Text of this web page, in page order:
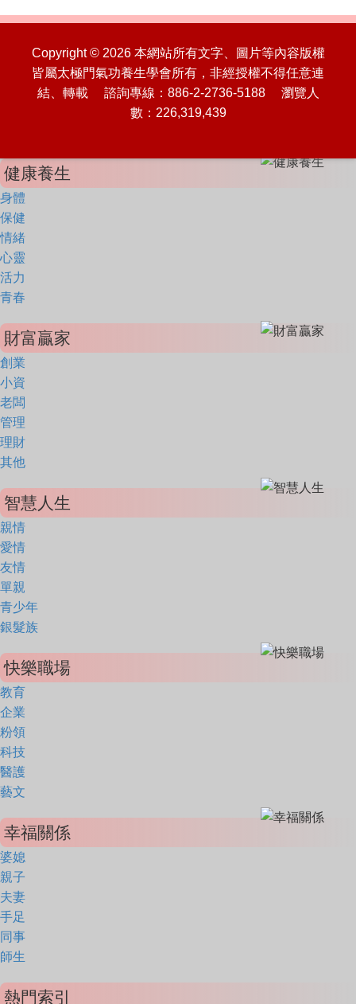
Copyright © 2026 本網站所有文字、圖片等內容版權
皆屬太極門氣功養生學會所有，非經授權不得任意連
結、轉載 諮詢專線：886-2-2736-5188 瀏覽人
數：226,319,439
健康養生
身體
保健
情緒
心靈
活力
青春
財富贏家
創業
小資
老闆
管理
理財
其他
智慧人生
親情
愛情
友情
單親
青少年
銀髮族
快樂職場
教育
企業
粉領
科技
醫護
藝文
幸福關係
婆媳
親子
夫妻
手足
同事
師生
熱門索引